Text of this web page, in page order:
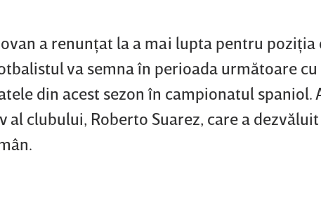
a renunţat la a mai lupta pentru
va semna în perioada următoare cu
din acest sezon în campionatul spaniol.
clubului, Roberto Suarez, care a